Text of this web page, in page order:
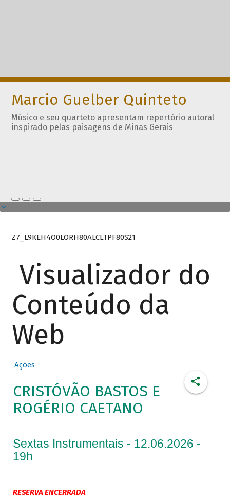
Marcio Guelber Quinteto
Músico e seu quarteto apresentam repertório autoral
inspirado pelas paisagens de Minas Gerais
Z7_L9KEH4O0LORH80ALCLTPF80S21
Visualizador do
Conteúdo da
Web
Ações
CRISTÓVÃO BASTOS E
ROGÉRIO CAETANO
Sextas Instrumentais - 12.06.2026 -
19h
RESERVA ENCERRADA